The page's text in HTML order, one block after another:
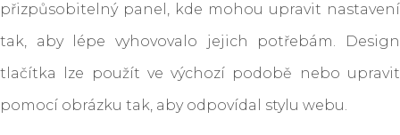
přizpůsobitelný panel, kde mohou upravit nastavení
tak, aby lépe vyhovovalo jejich potřebám. Design
tlačítka lze použít ve výchozí podobě nebo upravit
pomocí obrázku tak, aby odpovídal stylu webu.